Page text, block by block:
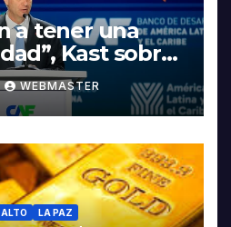
a tener una
Kast sobre
WEBMASTER
ALTO LA PAZ